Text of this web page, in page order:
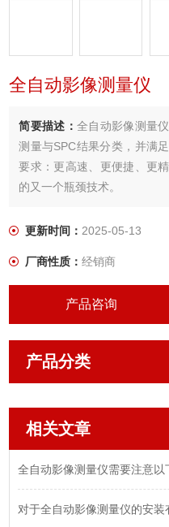
全自动影像测量仪
简要描述： 全自动影像测量
测量与SPC结果分类，并满
要求：更高速、更便捷、更
的又一个瓶颈技术。
更新时间：2025-05-13
厂商性质：经销商
产品咨询
产品分类
相关文章
对于全自动影像测量仪的安装